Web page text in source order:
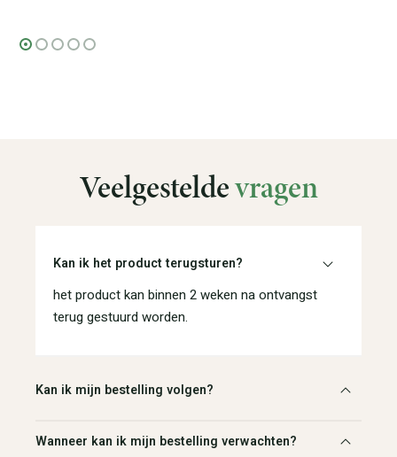
Veelgesteldevragen
Kan ik het product terugsturen?
het product kan binnen 2 weken na ontvangst
terug gestuurd worden.
Kan ik mijn bestelling volgen?
Wanneer kan ik mijn bestelling verwachten?